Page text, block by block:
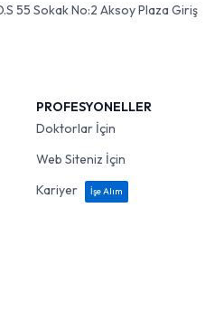
55 Sokak No:2 Aksoy Plaza Giriş
PROFESYONELLER
Doktorlar İçin
Web Siteniz İçin
Kariyer
İşe Alım